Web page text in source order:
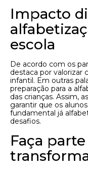
Impacto
escola
De acordo com os
destaca por valorizar
infantil. Em outras
preparação para a
das crianças. Assim,
garantir que os
fundamental já
desafios.
Faça parte